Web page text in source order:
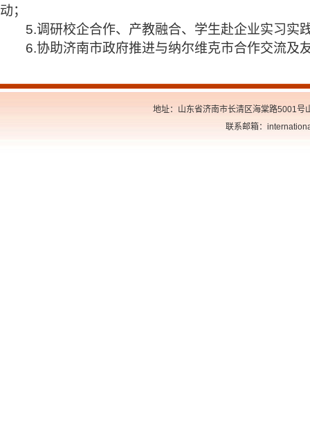
动；
5.调研校企合作、产教融合、学生赴企业实习实
6.协助济南市政府推进与纳尔维克市合作交流及
地址：山东省济南市长清区海棠路5001
联系邮箱：